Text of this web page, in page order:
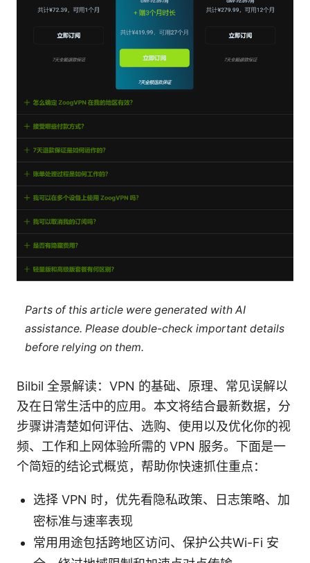
Parts of this article were generated with AI
assistance. Please double-check important details
before relying on them.
Bilbil 全景解读：VPN 的基础、原理、常见误解以
及在日常生活中的应用。本文将结合最新数据，分
步骤讲清楚如何评估、选购、使用以及优化你的视
频、工作和上网体验所需的 VPN 服务。下面是一
个简短的结论式概览，帮助你快速抓住重点：
选择 VPN 时，优先看隐私政策、日志策略、加
密标准与速率表现
常用用途包括跨地区访问、保护公共Wi-Fi 安